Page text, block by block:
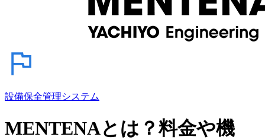
設備保全管理システム
MENTENAとは？料金や機